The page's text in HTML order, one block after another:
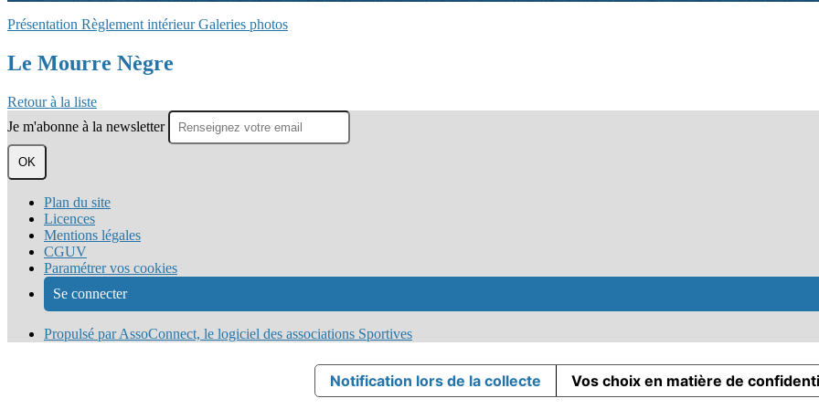
Présentation Règlement intérieurGaleries photos
Le Mourre Nègre
Retour à la liste
Je m'abonne à la newsletter
OK
Plan du site
Licences
Mentions légales
CGUV
Paramétrer vos cookies
Se connecter
Propulsé par AssoConnect, le logiciel des associations Sportives
Notification lors de la collecte Vos choix en matière de